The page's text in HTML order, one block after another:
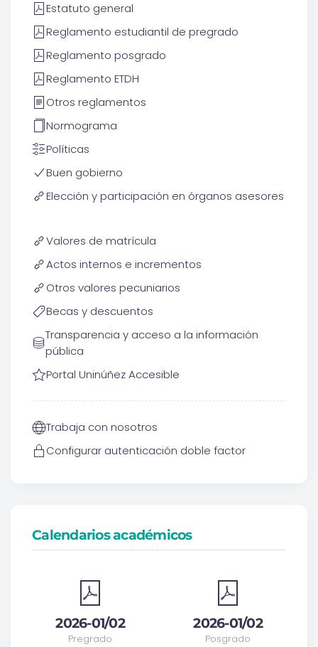
Estatuto general
Reglamento estudiantil de pregrado
Reglamento posgrado
Reglamento ETDH
Otros reglamentos
Normograma
Políticas
Buen gobierno
Elección y participación en órganos asesores
Valores de matrícula
Actos internos e incrementos
Otros valores pecuniarios
Becas y descuentos
Transparencia y acceso a la información
pública
Portal Uninúñez Accesible
Trabaja con nosotros
Configurar autenticación doble factor
Calendarios académicos
2026-01/02
Pregrado
2026-01/02
Posgrado